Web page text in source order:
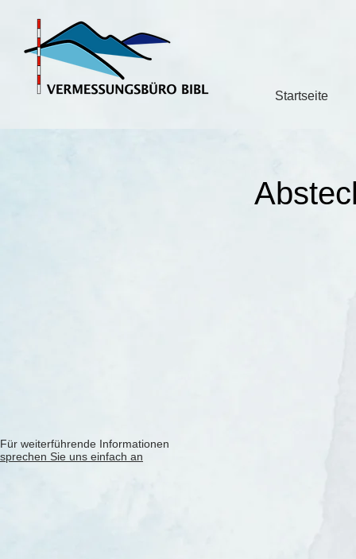
Startseite
Für weiterführende Informationen
sprechen Sie uns einfach an